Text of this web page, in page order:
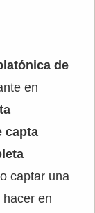
de
en
capta
captar una
en